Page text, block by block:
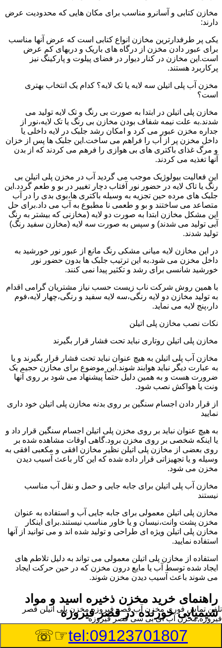
مخازن کتابی و آسانرو مناسب برای مکان هایی که محدودیت عرض
دارند:
یکی پر طرفدارترین مخازن انواع کتابی است که عرض آنها مناسب
برای عبور دادن مخزن از درگاه های باریک و دربهای کم عرض
است.این مخازن در کنار دیوار در فضای پیلوت و پارکینگ نیز
پرکاربرد هستند.
مخزن آب پلی اتیلن سه لایه یا تک لایه؟ کدام یک انتخاب بهتری
است؟
مخازن پلی اتیلن در ابتدا به صورت بی رنگ و تک لایه تولید می
شدند.به علت نیمه شفاف بودن مخازن بی رنگ یا تک لایه،نور از
جداره مخزن عبور می کرد و امکان رشد جلبک در لایه داخلی یا
داخل مخزن پر از آب را فراهم می ساخت.این جلبک ها پس از خزان
و مرگ غذای باکتری های بی هوازی را فرهم می کردند که از بدن
آنها تغذیه می کردند.
این فعالیت بیولوژیک موجب می گردید آب در مخزن پلی اتیلن بی
رنگ یا تاک لایه در حضور نور آفتاب دچار تغییر در بو و طعم گردد.این
جلبک های مرده حین تجزیه به وسیله باکتری ها،بوی بدی را در آب
متصاعد می ساختند و بو و طعمی نا مطبوع به آب می داد.برای حل
این مشکل مخازن ابتدا به صورت دو لایه (مخازنی که بیشتر به رنگ
آبی تولید می شدند) و سپس به صورت سه لایه (مخازن سفید رنگ)
تولید شدند.
در این مخازن لایه میانی مشکی رنگ مانع از عبور نور خورشید به
داخل مخزن می شود.به این ترتیب جلبک ها بدون حضور نور
خورشید شانسی برای رشد و تکثیر پیدا نمی کنند.
با همین روش شرکت ناب زیست حسب نیاز مشتریان گرامی اقدام
به تولید مخازن دو لایه رنگی،سه لایه سفید و رنگی،چهار لایه،فوم
دار،پنج لایه می نماید.
نکات نصب مخازن پلی اتیلن
مخازن پلی اتیلن روتاری نباید تحت فشار قرار بگیرند
مخازن آب پلی اتیلن به هیچ عنوان نباید تحت فشار قرار بگیرند و یا
به عبارت دیگر نباید هوابند شوند.این موضوع برای مخازن حجیم یک
ضرورت هست و به همین دلیل حتماً پیشنهاد می شود بر روی آنها
ونت یا هواکش نصب شود.
از قرار دادن اجسام سنگین بر روی بدنه مخازن پلی اتیلن خود داری
نمایید
به هیچ عنوان نباید بر روی مخزن پلی اتیلن اجسام سنگین قرار داد و
یا اینکه شخصی بر روی مخزن برود.گاهی اوقات مشاهده شده بر
روی بعضی از مخازن پلی اتیلن نظیر مخازن افقی و مکعبی افقی به
وسیله و یا تجهیزاتی قرار داده شده که این کار باعث آسیب دیدن
مخزن می شود.
مخازن آب پلی اتیلن برای جابه جایی و حمل و نقل آب مناسب
نیستند
مخازن پلی اتیلن معمولی برای جابه جایی آب و استفاده به عنوان
مخزن پشت وانت،نیسان و یا خاور مناسب نیستند.برای اینکار
مخازن پلی اتیلن ویژه ای طراحی و تولید شده اند و می توانید از آنها
استفاده نمایید.
استفاده از مخازن پلی اتیلن معمولی می تواند به دلیل تلاطم های
ایجاد شده توسط آب یا مایع درون مخزن که در حین حرکت ایجاد
می شوند باعث آسیب دیدن مخزن شوند.
راهنمای خرید مخزن ذخیره اسید و مواد
شیمیایی خورنده در قصر فیروزه
مخزن ذخیره اسید و مواد شیمیایی باید به گونه ای تولید شوند که
بتوانند در برابر چگالی نسبتا بالا و خورندگی انواع اسیدها مقاومت
تلفن تماس فوری مخزن آب قصر فیروزه,مخزن پلی اتیلن قصر
فیروزه,مخزن آب ای بی سی قصر فیروزه
tel:09123701807
☞☏